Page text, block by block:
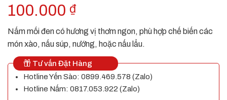
100.000 ₫
Nấm mối đen có hương vị thơm ngon, phù hợp chế biến các
món xào, nấu súp, nướng, hoặc nấu lẩu.
Tư vấn Đặt Hàng
Hotline Yến Sào: 0899.469.578 (Zalo)
Hotline Nấm: 0817.053.922 (Zalo)